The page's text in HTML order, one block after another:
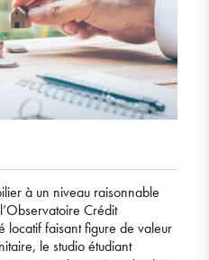
à un niveau raisonnable
Crédit
locatif faisant figure de valeur
le studio étudiant